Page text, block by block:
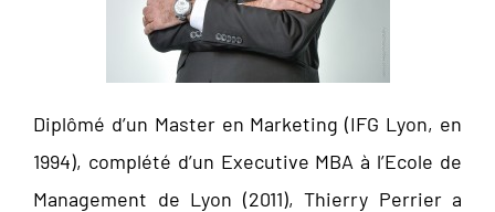
Diplômé d’un Master en Marketing (IFG Lyon, en
1994), complété d’un Executive MBA à l’Ecole de
Management de Lyon (2011), Thierry Perrier a